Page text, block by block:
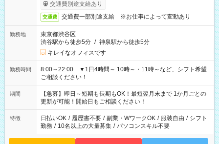
交通費別途支給あり
交通費 交通費一部別途支給 ※お仕事によって変動あり
勤務地
東京都渋谷区
渋谷駅から徒歩5分 / 神泉駅から徒歩5分
キレイなオフィスです
勤務時間
8:00～22:00 ▼1日4時間～ 10時～・11時～など、シフト希望
ご相談ください！
期間
【急募】即日～短期も長期もOK！最短翌月末まで 1か月ごとの
更新が可能！開始日もご相談ください！
特徴 日払いOK / 履歴書不要 / 副業・WワークOK / 服装自由 / シフト
勤務 / 10名以上の大量募集 / パソコンスキル不要